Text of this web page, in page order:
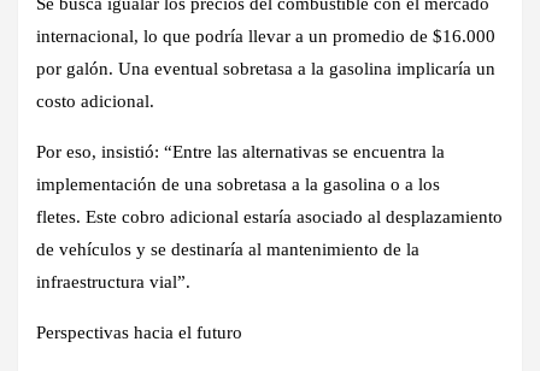
internacional, lo que podría llevar a un promedio de $16.000
por galón. Una eventual sobretasa a la gasolina implicaría un
costo adicional.
Por eso, insistió: “Entre las alternativas se encuentra la
implementación de una sobretasa a la gasolina o a los
fletes. Este cobro adicional estaría asociado al desplazamiento
de vehículos y se destinaría al mantenimiento de la
infraestructura vial”.
Perspectivas hacia el futuro